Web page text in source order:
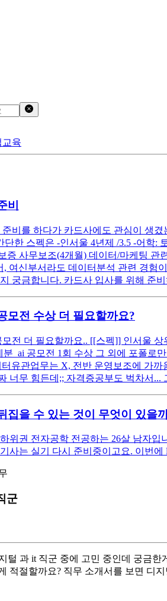
교육
비
비를 하다가 카드사에도 관심이 생
단한 스펙은 -인서울 4년제 /3.5 -어학:
증 사무보조(4개월) 데이터/마케팅
, 여신부서라도 데이터분석 관련 경험
궁금합니다. 카드사 입사를 위해 준
모전 수상 더 필요할까요?
전 더 필요할까요.. [[스펙]] 인서울
분_ai 공모전 1회 수상 그 외에 포폴로
유관업무는 X, 전반 운영보조에 가
너무 힘든데;; 자격증공부도 벅차서
집을 수 있는 것이 무엇이 있을
위권 전자공학 전공하는 26살 남자
사는 실기 다시 준비중이고요. 이번
군
털 과 it 직군 중에 고민 중인데 궁금
적절할까요? 직무 소개서를 보면 디